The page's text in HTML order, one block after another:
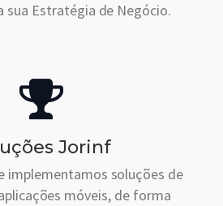
sua Estratégia de Negócio.
Jorinf
implementamos soluções de
móveis, de forma